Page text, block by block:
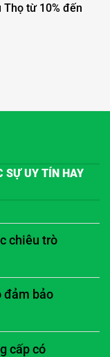
Thọ từ 10% đến
SỰ UY TÍN HAY
chiêu trò
đảm bảo
cấp có